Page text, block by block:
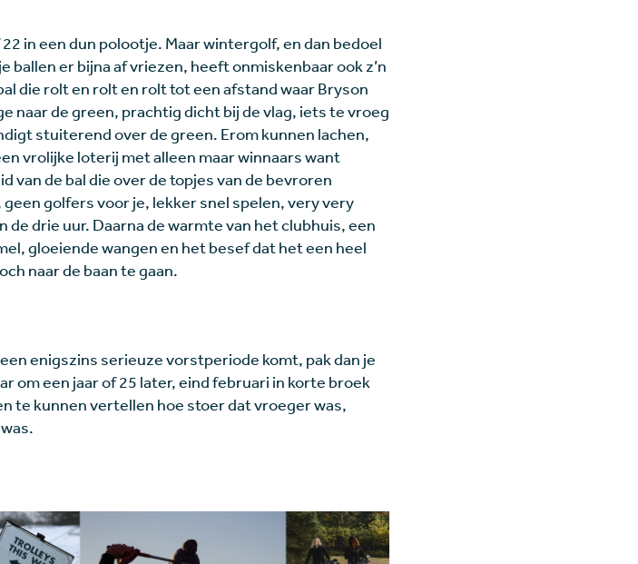
in een dun polootje. Maar wintergolf, en dan bedoel
er bijna af vriezen, heeft onmiskenbaar ook z’n
die rolt en rolt en rolt tot een afstand waar Bryson
naar de green, prachtig dicht bij de vlag, iets te vroeg
stuiterend over de green. Erom kunnen lachen,
vrolijke loterij met alleen maar winnaars want
van de bal die over de topjes van de bevroren
golfers voor je, lekker snel spelen, very very
drie uur. Daarna de warmte van het clubhuis, een
gloeiende wangen en het besef dat het een heel
naar de baan te gaan.
enigszins serieuze vorstperiode komt, pak dan je
om een jaar of 25 later, eind februari in korte broek
te kunnen vertellen hoe stoer dat vroeger was,